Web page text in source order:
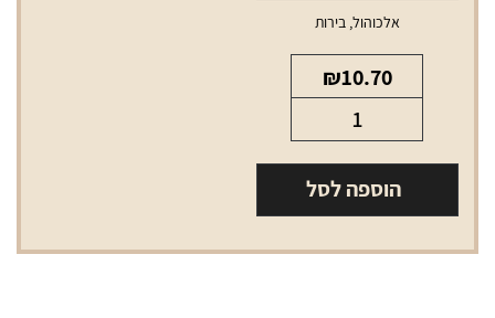
אלכוהול,בירות
₪10.70
של
בירה
בלו
הוספה לסל